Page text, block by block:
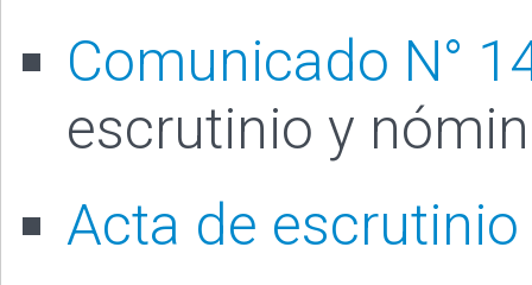
Comunicado N°
escrutinio y
Acta de escrutinio